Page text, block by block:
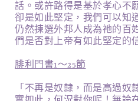
話。或許路得是基於孝心不
卻是如此堅定，我們可以知
仍然揀選外邦人成為祂的百
們是否對上帝有如此堅定的
腓利門書1～25節
「不再是奴隸，而是高過奴